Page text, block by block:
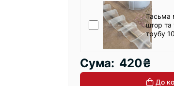
Тасьма
штор
трубу
Сума: 420₴
До